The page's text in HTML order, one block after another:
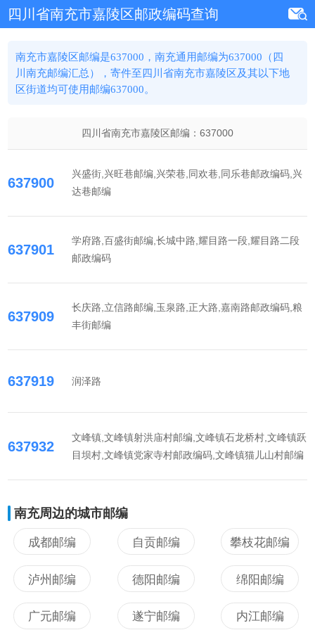
四川省南充市嘉陵区邮政编码查询
南充市嘉陵区邮编是637000，南充通用邮编为637000（四
川南充邮编汇总），寄件至四川省南充市嘉陵区及其以下地
区街道均可使用邮编637000。
四川省南充市嘉陵区邮编： 637000
637900
兴盛街,兴旺巷邮编,兴荣巷,同欢巷,同乐巷邮政编码,兴
达巷邮编
637901
学府路,百盛街邮编,长城中路,耀目路一段,耀目路二段
邮政编码
637909
长庆路,立信路邮编,玉泉路,正大路,嘉南路邮政编码,粮
丰街邮编
637919 润泽路
637932
文峰镇,文峰镇射洪庙村邮编,文峰镇石龙桥村,文峰镇跃
目坝村,文峰镇党家寺村邮政编码,文峰镇猫儿山村邮编
南充周边的城市邮编
成都邮编 自贡邮编 攀枝花邮编
泸州邮编 德阳邮编 绵阳邮编
广元邮编 遂宁邮编 内江邮编